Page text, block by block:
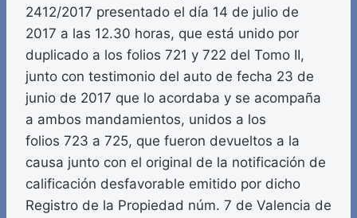
2412/2017 presentado el día 14 de julio de
2017 a las 12.30 horas, que está unido por
duplicado a los folios 721 y 722 del Tomo II,
junto con testimonio del auto de fecha 23 de
junio de 2017 que lo acordaba y se acompaña
a ambos mandamientos, unidos a los
folios 723 a 725, que fueron devueltos a la
causa junto con el original de la notificación de
calificación desfavorable emitido por dicho
Registro de la Propiedad núm. 7 de Valencia de